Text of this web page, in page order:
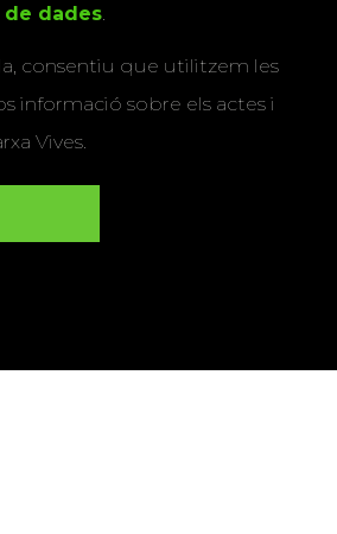
dades
consentiu que utilitzem les
informació sobre els actes i
Vives.